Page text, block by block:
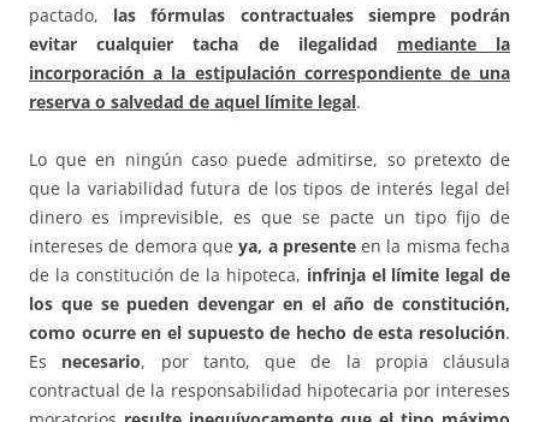
pactado, las fórmulas contractuales siempre podrán
evitar cualquier tacha de ilegalidad mediante la
incorporación a la estipulación correspondiente de una
reserva o salvedad de aquel límite legal.
Lo que en ningún caso puede admitirse, so pretexto de
que la variabilidad futura de los tipos de interés legal del
dinero es imprevisible, es que se pacte un tipo fijo de
intereses de demora queya, a presenteen la misma fecha
de la constitución de la hipoteca, infrinja el límite legal de
los que se pueden devengar en el año de constitución,
como ocurre en el supuesto de hecho de esta resolución.
Es necesario, por tanto, que de la propia cláusula
contractual de la responsabilidad hipotecaria por intereses